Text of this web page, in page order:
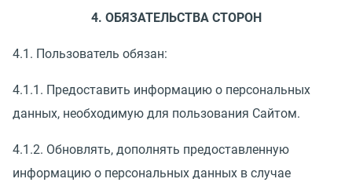
4. ОБЯЗАТЕЛЬСТВА СТОРОН
4.1. Пользователь обязан:
4.1.1. Предоставить информацию о персональных
данных, необходимую для пользования Сайтом.
4.1.2. Обновлять, дополнять предоставленную
информацию о персональных данных в случае